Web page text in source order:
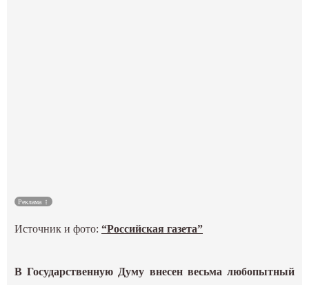
Спецпроекты
Реклама
Источник и фото:“Российская газета”
В Государственную Думу внесен весьма любопытный